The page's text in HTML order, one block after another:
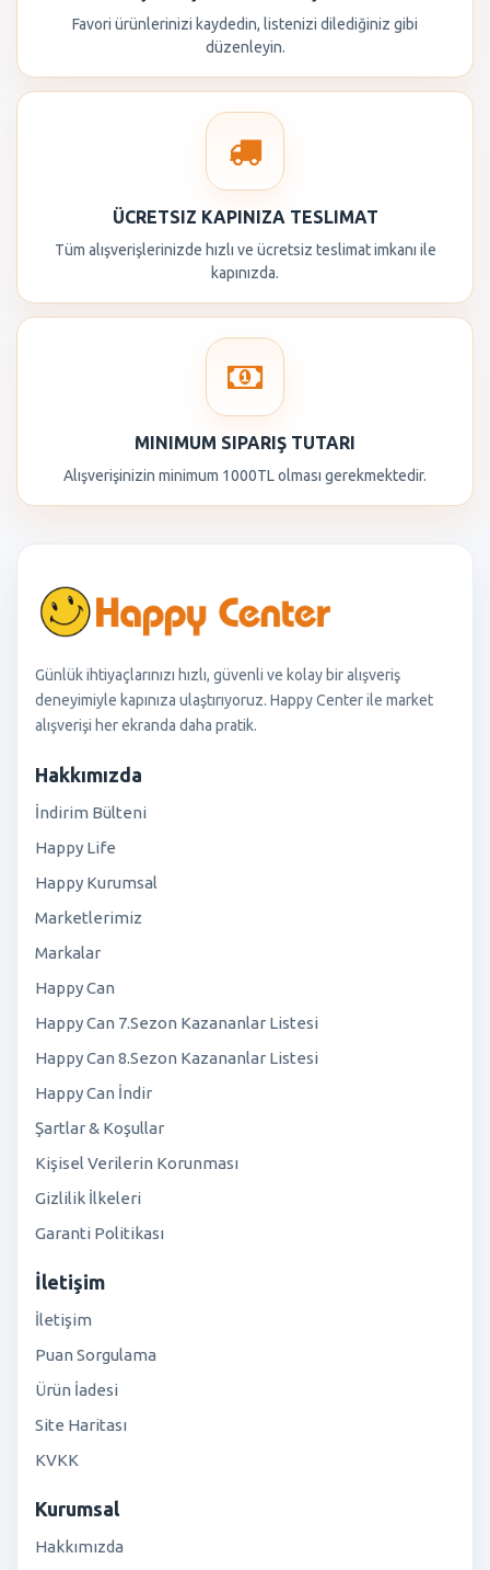
Favori ürünlerinizi kaydedin, listenizi dilediğiniz gibi
düzenleyin.
ÜCRETSIZ KAPINIZA TESLIMAT
Tüm alışverişlerinizde hızlı ve ücretsiz teslimat imkanı ile
kapınızda.
MINIMUM SIPARIŞ TUTARI
Alışverişinizin minimum 1000TL olması gerekmektedir.
Günlük ihtiyaçlarınızı hızlı, güvenli ve kolay bir alışveriş
deneyimiyle kapınıza ulaştırıyoruz. Happy Center ile market
alışverişi her ekranda daha pratik.
Hakkımızda
İndirim Bülteni
Happy Life
Happy Kurumsal
Marketlerimiz
Markalar
Happy Can
Happy Can 7.Sezon Kazananlar Listesi
Happy Can 8.Sezon Kazananlar Listesi
Happy Can İndir
Şartlar & Koşullar
Kişisel Verilerin Korunması
Gizlilik İlkeleri
Garanti Politikası
İletişim
İletişim
Puan Sorgulama
Ürün İadesi
Site Haritası
KVKK
Kurumsal
Hakkımızda